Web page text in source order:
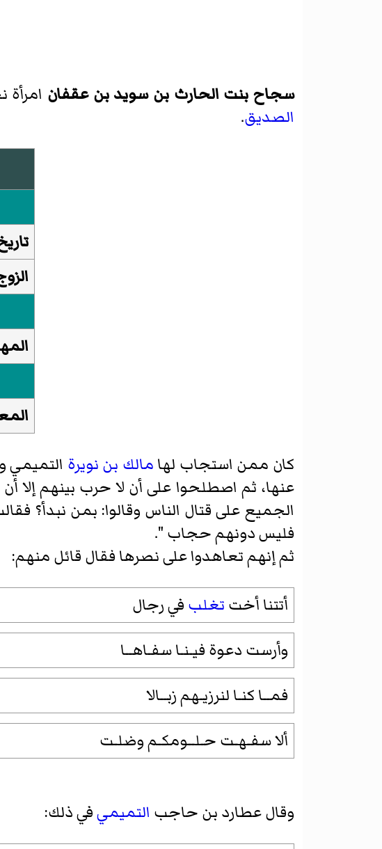
سجاح بنت الحارث بن سويد بن عقفان
الصديق.
كان ممن استجاب لها مالك بن نويرة التميمي
عنها، ثم اصطلحوا على أن لا حرب بينهم إلا أن
الجميع على قتال الناس وقالوا: بمن نبدأ؟
فليس دونهم حجاب ".
ثم إنهم تعاهدوا على نصرها فقال قائل منهم:
أتتنا أخت تغلب في رجال
وأرست دعوة فيـنـا سفـاهــا
فمــا كنـا لنرزيـهم زبــالا
ألا سفـهـت حـلــومكـم وضلـت
وقالعطارد بن حاجب التميميفي ذلك: